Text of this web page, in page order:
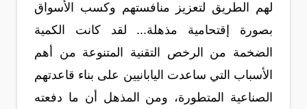
لهم الطريق لتعزيز منافستهم وكسب الأسواق
بصورة إقتحامية مذهلة... لقد كانت الكمية
الضخمة من الرخص التقنية المتنوعة من أهم
الأسباب التي ساعدت اليابانيين على بناء قاعدتهم
الصناعية المتطورة، ومن المذهل أن ما دفعته